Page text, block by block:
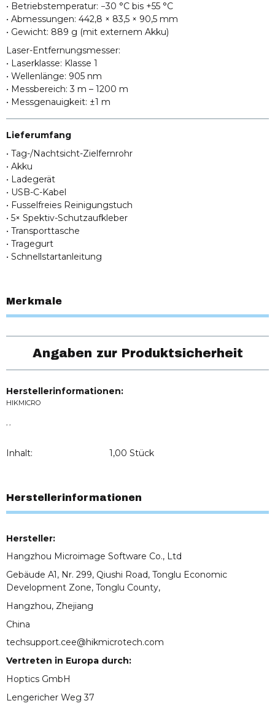
• Betriebstemperatur: −30 °C bis +55 °C
• Abmessungen: 442,8 × 83,5 × 90,5 mm
• Gewicht: 889 g (mit externem Akku)
Laser-Entfernungsmesser:
• Laserklasse: Klasse 1
• Wellenlänge: 905 nm
• Messbereich: 3 m – 1200 m
• Messgenauigkeit: ±1 m
Lieferumfang
• Tag-/Nachtsicht-Zielfernrohr
• Akku
• Ladegerät
• USB-C-Kabel
• Fusselfreies Reinigungstuch
• 5× Spektiv-Schutzaufkleber
• Transporttasche
• Tragegurt
• Schnellstartanleitung
Merkmale
Angaben zur Produktsicherheit
Herstellerinformationen:
HIKMICRO
Inhalt: 1,00 Stück
Herstellerinformationen
Hersteller:
Hangzhou Microimage Software Co., Ltd
Gebäude A1, Nr. 299, Qiushi Road, Tonglu Economic
Development Zone, Tonglu County,
Hangzhou, Zhejiang
China
techsupport.cee@hikmicrotech.com
Vertreten in Europa durch:
Hoptics GmbH
Lengericher Weg 37